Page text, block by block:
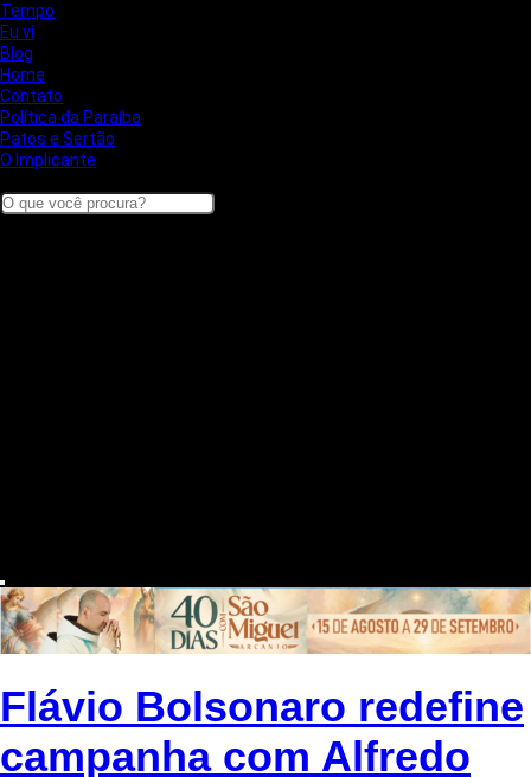
Tempo
Eu ví
Blog
Home
Contato
Política da Paraíba
Patos e Sertão
O Implicante
Flávio Bolsonaro redefine
campanha com Alfredo